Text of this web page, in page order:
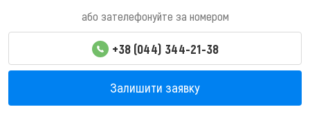
або зателефонуйте за номером
+38 (044) 344-21-38
Залишити заявку